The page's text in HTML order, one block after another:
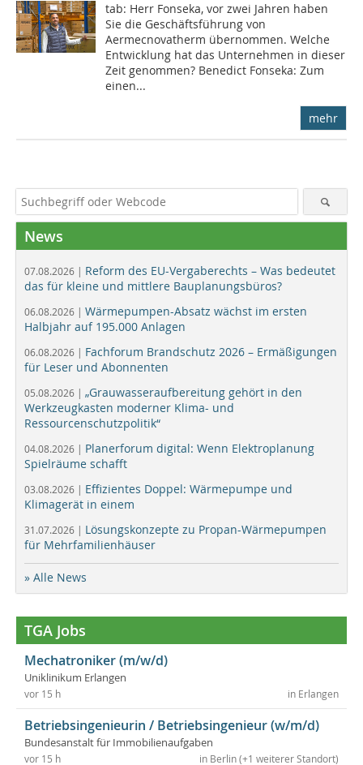
tab: Herr Fonseka, vor zwei Jahren haben
Sie die Geschäftsführung von
Aermecnovatherm übernommen. Welche
Entwicklung hat das Unternehmen in dieser
Zeit genommen? Benedict Fonseka: Zum
einen...
mehr
News
07.08.2026 | Reform des EU-Vergaberechts – Was bedeutet
das für kleine und mittlere Bauplanungsbüros?
06.08.2026 | Wärmepumpen-Absatz wächst im ersten
Halbjahr auf 195.000 Anlagen
06.08.2026 | Fachforum Brandschutz 2026 – Ermäßigungen
für Leser und Abonnenten
05.08.2026 | „Grauwasseraufbereitung gehört in den
Werkzeugkasten moderner Klima- und
Ressourcenschutzpolitik“
04.08.2026 | Planerforum digital: Wenn Elektroplanung
Spielräume schafft
03.08.2026 | Effizientes Doppel: Wärmepumpe und
Klimagerät in einem
31.07.2026 | Lösungskonzepte zu Propan-Wärmepumpen
für Mehrfamilienhäuser
» Alle News
TGA Jobs
Mechatroniker (m/w/d)
Uniklinikum Erlangen
in Erlangen
vor 15 h
Betriebsingenieurin / Betriebsingenieur (w/m/d)
Bundesanstalt für Immobilienaufgaben
in Berlin (+1 weiterer Standort)
vor 15 h